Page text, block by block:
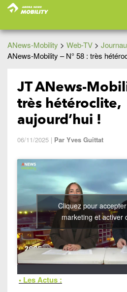
ANews-Mobility > Web-TV >
ANews-Mobility – N° 58 : très
JT ANews-
très hétéroclite,
aujourd’hui !
06/11/2025 | Par Yves Guittat
Cliquez pour
marketing et activer
• Les Actus :